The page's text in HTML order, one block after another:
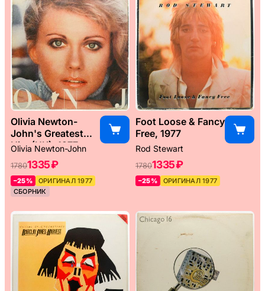
Olivia Newton-
John's Greatest
Hits (UK), 1977
Olivia Newton-John
17801335 ₽
–25%
ОРИГИНАЛ 1977
СБОРНИК
Foot Loose & Fancy
Free, 1977
Rod Stewart
17801335 ₽
–25% ОРИГИНАЛ 1977